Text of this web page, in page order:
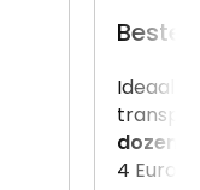
Ideaal
dozen
4